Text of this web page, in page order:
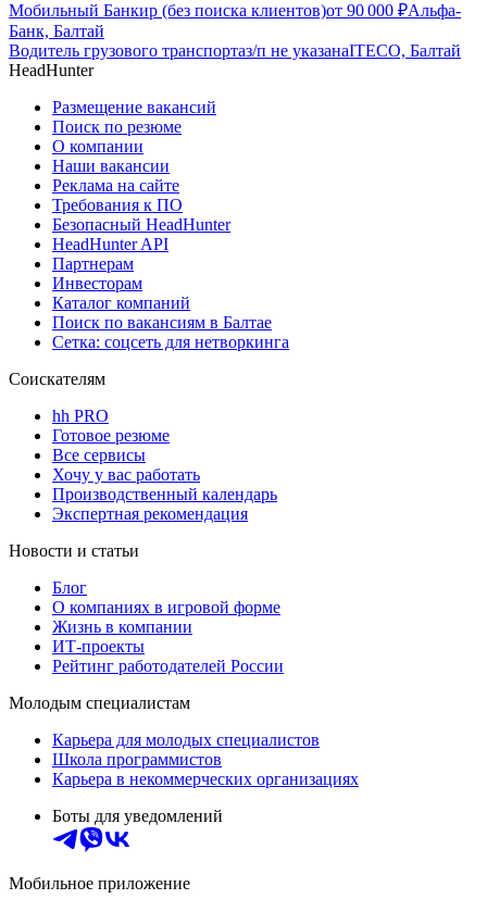
Мобильный Банкир (без поиска клиентов)от 90 000 ₽Альфа-
Банк, Балтай
Водитель грузового транспортаз/п не указанаITECO, Балтай
HeadHunter
Размещение вакансий
Поиск по резюме
О компании
Наши вакансии
Реклама на сайте
Требования к ПО
Безопасный HeadHunter
HeadHunter API
Партнерам
Инвесторам
Каталог компаний
Поиск по вакансиям в Балтае
Сетка: соцсеть для нетворкинга
Соискателям
hh PRO
Готовое резюме
Все сервисы
Хочу у вас работать
Производственный календарь
Экспертная рекомендация
Новости и статьи
Блог
О компаниях в игровой форме
Жизнь в компании
ИТ-проекты
Рейтинг работодателей России
Молодым специалистам
Карьера для молодых специалистов
Школа программистов
Карьера в некоммерческих организациях
Боты для уведомлений
Мобильное приложение